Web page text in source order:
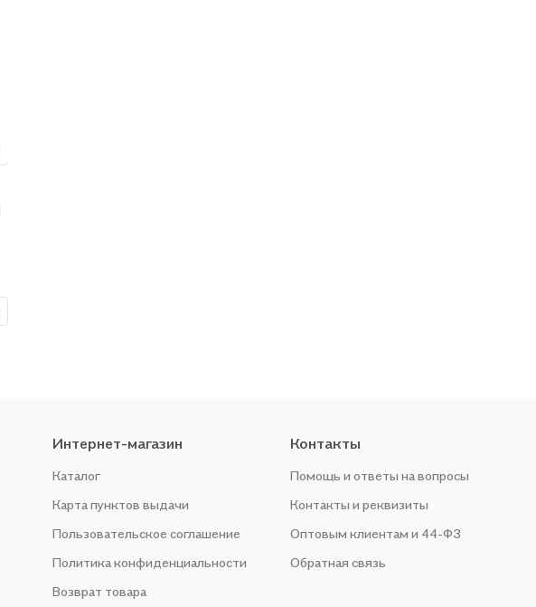
Интернет-магазин
Каталог
Карта пунктов выдачи
Пользовательское соглашение
Политика конфиденциальности
Возврат товара
Контакты
Помощь и ответы на вопросы
Контакты и реквизиты
Оптовым клиентам и 44-ФЗ
Обратная связь